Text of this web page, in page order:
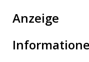
Anzeige